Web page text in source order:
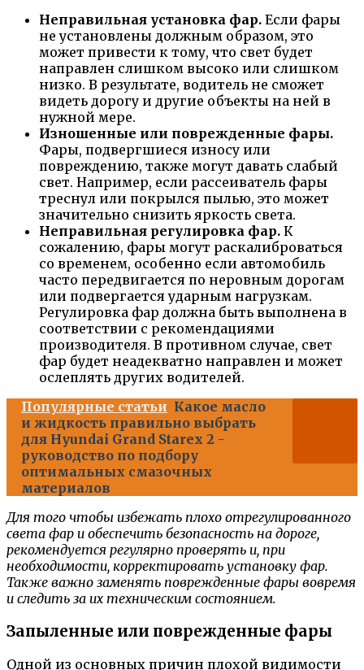
Неправильная установка фар. Если фары
не установлены должным образом, это
может привести к тому, что свет будет
направлен слишком высоко или слишком
низко. В результате, водитель не сможет
видеть дорогу и другие объекты на ней в
нужной мере.
Изношенные или поврежденные фары.
Фары, подвергшиеся износу или
повреждению, также могут давать слабый
свет. Например, если рассеиватель фары
треснул или покрылся пылью, это может
значительно снизить яркость света.
Неправильная регулировка фар. К
сожалению, фары могут раскалиброваться
со временем, особенно если автомобиль
часто передвигается по неровным дорогам
или подвергается ударным нагрузкам.
Регулировка фар должна быть выполнена в
соответствии с рекомендациями
производителя. В противном случае, свет
фар будет неадекватно направлен и может
ослеплять других водителей.
Популярные статьи Какое масло
и жидкость правильно выбрать
для Hyundai Grand Starex 2 -
руководство по подбору
оптимальных смазочных
материалов
Для того чтобы избежать плохо отрегулированного
света фар и обеспечить безопасность на дороге,
рекомендуется регулярно проверять и, при
необходимости, корректировать установку фар.
Также важно заменять поврежденные фары вовремя
и следить за их техническим состоянием.
Запыленные или поврежденные фары
Одной из основных причин плохой видимости